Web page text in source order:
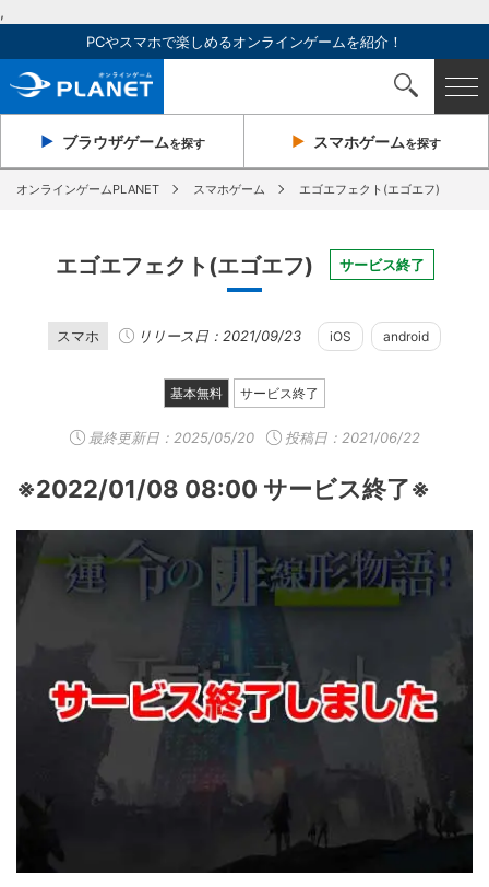
,
PCやスマホで楽しめるオンラインゲームを紹介！
ブラウザゲームを探す スマホゲームを探す
オンラインゲームPLANET スマホゲーム エゴエフェクト(エゴエフ)
エゴエフェクト(エゴエフ) サービス終了
スマホ リリース日：2021/09/23 iOS android
基本無料 サービス終了
最終更新日： 2025/05/20 投稿日：2021/06/22
※2022/01/08 08:00 サービス終了※